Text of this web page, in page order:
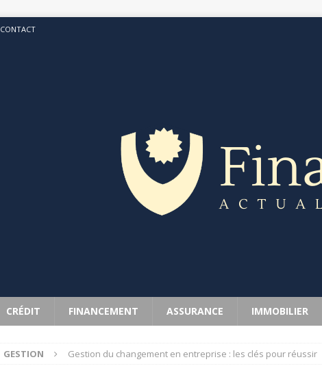
CONTACT
CRÉDIT FINANCEMENT ASSURANCE IMMOBILIER
GESTION Gestion du changement en entreprise : les clés pour réussir